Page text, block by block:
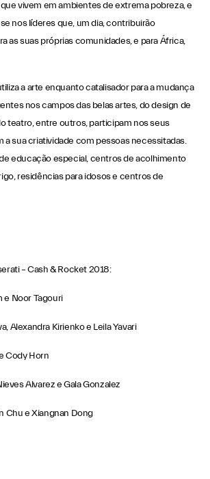
vivem em ambientes de extrema pobreza, e
nos líderes que, um dia, contribuirão
as suas próprias comunidades, e para África,
a arte enquanto catalisador para a mudança
nos campos das belas artes, do design de
teatro, entre outros, participam nos seus
a sua criatividade com pessoas necessitadas.
educação especial, centros de acolhimento
residências para idosos e centros de
– Cash & Rocket 2018:
e Noor Tagouri
Alexandra Kirienko e Leila Yavari
Cody Horn
Alvarez e Gala Gonzalez
Chu e Xiangnan Dong